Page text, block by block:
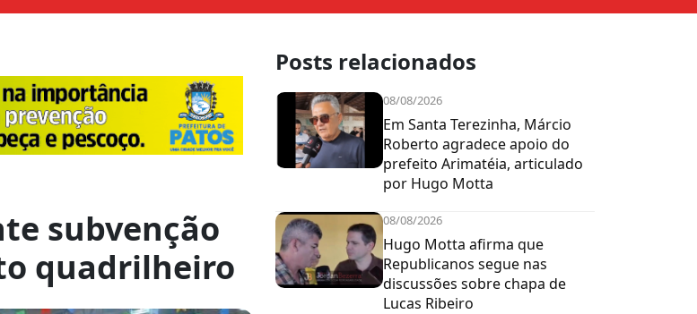
subvenção
quadrilheiro
Posts relacionados
08/08/2026
Em Santa Terezinha, Márcio
Roberto agradece apoio do
prefeito Arimatéia, articulado
por Hugo Motta
08/08/2026
Hugo Motta afirma que
Republicanos segue nas
discussões sobre chapa de
Lucas Ribeiro